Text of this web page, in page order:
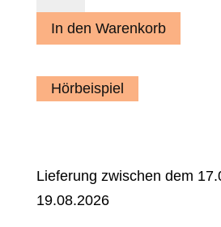
Eger
Menge
In den Warenkorb
Hörbeispiel
Lieferung zwischen dem
19.08.2026